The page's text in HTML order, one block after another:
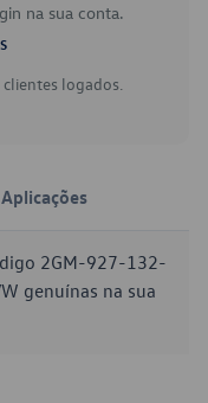
na sua conta.
logados.
Aplicações
2GM-927-132-
genuínas na sua